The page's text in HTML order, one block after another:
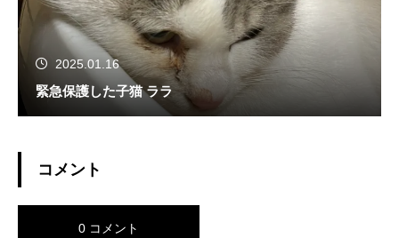
2025.01.16
緊急保護した子猫 ララ
コメント
0 コメント